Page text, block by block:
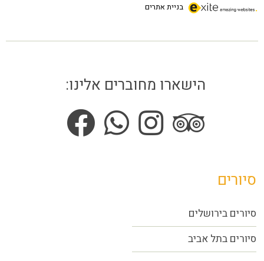
בניית אתרים
הישארו מחוברים אלינו:
סיורים
סיורים בירושלים
סיורים בתל אביב